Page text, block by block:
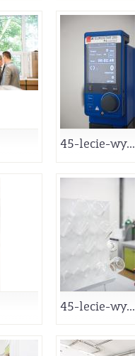
45-lecie-wy...
45-lecie-wy...